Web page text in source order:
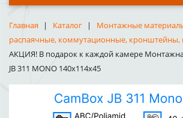
Главная Каталог Монтажные
распаячные, коммутационные, кронштейны,
АКЦИЯ! В подарок к каждой камере
JB 311 MONO 140x114x45